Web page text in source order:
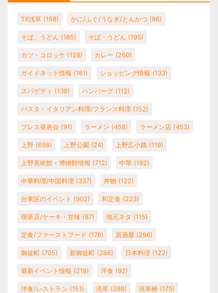
TX浅草 (158) かに/ふぐ/うなぎ/とんかつ (86)
そば、うどん (185) そば・うどん (195)
カツ・コロッケ (128) カレー (260)
ガイドネット情報 (161) ショッピング情報 (133)
スパゲティ (138) ハンバーグ (112)
パスタ・イタリアン料理/フランス料理 (152)
プレス発表会 (91) ラーメン (458) ラーメン店 (453)
上野 (698) 上野公園 (24) 上野広小路 (119)
上野美術館・博物館情報 (712) 中華 (192)
中華料理/中国料理 (337) 丼物 (122)
台東区のイベント (902) 和定食 (223)
喫茶店/ケーキ・甘味 (87) 地元ネタ (115)
定食/ファーストフード (178) 居酒屋 (296)
御徒町 (705) 新御徒町 (286) 日本料理 (122)
最新イベント情報 (219) 洋食 (92)
洋食/レストラン (151) 浅草 (298) 浅草橋 (175)